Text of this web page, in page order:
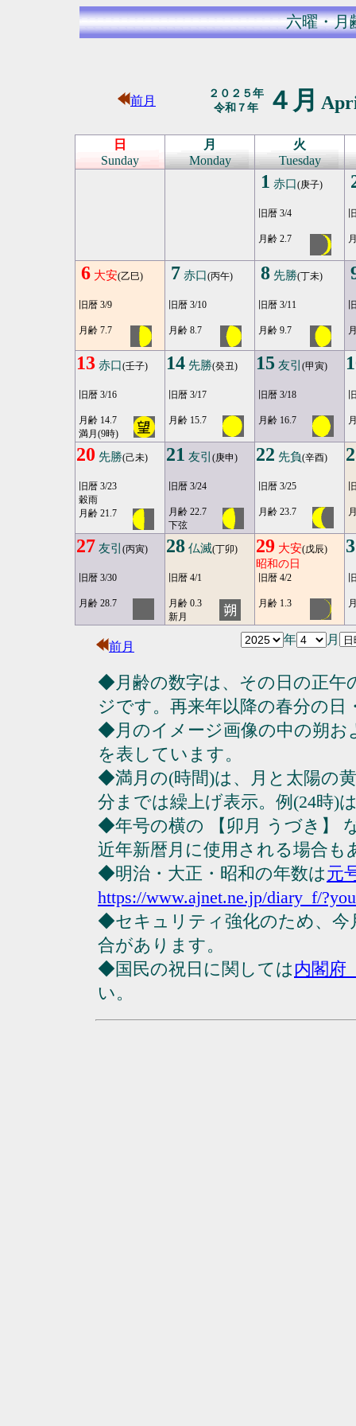
六曜・月
前月
２０２５年
令和７年
４月
日
Sunday
月
Monday
火
Tuesday
1 赤口(庚子)
旧暦 3/4
月齢 2.7
6 大安(乙巳)
旧暦 3/9
月齢 7.7
7 赤口(丙午)
旧暦 3/10
月齢 8.7
8 先勝(丁未)
旧暦 3/11
月齢 9.7
13 赤口(壬子)
旧暦 3/16
月齢 14.7
満月(9時)
14 先勝(癸丑)
旧暦 3/17
月齢 15.7
15 友引 (甲寅)
旧暦 3/18
月齢 16.7
20 先勝(己未)
旧暦 3/23
穀雨
月齢 21.7
21 友引 (庚申)
旧暦 3/24
月齢 22.7
下弦
22 先負(辛酉)
旧暦 3/25
月齢 23.7
27 友引 (丙寅)
旧暦 3/30
月齢 28.7
28 仏滅(丁卯)
旧暦 4/1
月齢 0.3
新月
29 大安(戊辰)
昭和の日
旧暦 4/2
月齢 1.3
前月
年 月
◆月齢の数字は、その日の正午
ジです。再来年以降の春分の日
◆月のイメージ画像の中の朔
を表しています。
◆満月の(時間)は、月と太陽の
分までは繰上げ表示。例(24時)
◆年号の横の 【卯月 うづき】
近年新暦月に使用される場合も
◆明治・大正・昭和の年数は元
https://www.ajnet.ne.jp/diary_f/
◆セキュリティ強化のため、今
合があります。
◆国民の祝日に関しては内閣府
い。